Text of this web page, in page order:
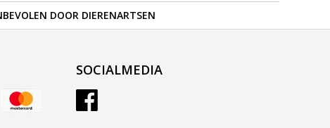
DOOR DIERENARTSEN
SOCIALMEDIA